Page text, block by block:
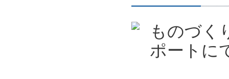
ものづく
ポートに